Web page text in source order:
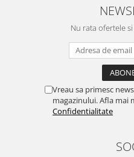
Nu rata ofertele
Vreau sa primesc
magazinului. Afla mai
Confidentialitate